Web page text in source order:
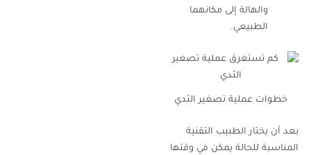
والهالة إلى مكانهما
الطبيعي.
خطوات عملية تصغير الثدي
بعد أن يختار الطبيب التقنية
المناسبة للحالة يمكن في وقتها